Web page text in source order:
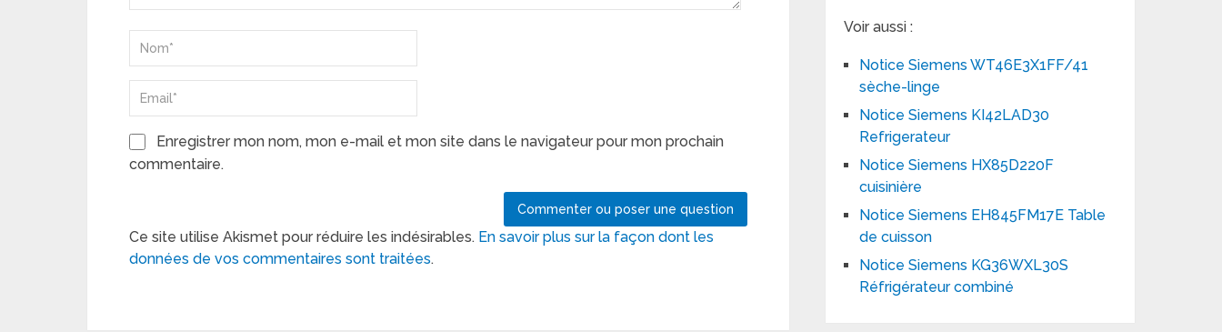
Enregistrer mon nom, mon e-mail et mon site dans le navigateur pour mon prochain
commentaire.
Ce site utilise Akismet pour réduire les indésirables. En savoir plus sur la façon dont les
données de vos commentaires sont traitées.
Voir aussi :
Notice Siemens WT46E3X1FF/41
sèche-linge
Notice Siemens KI42LAD30
Refrigerateur
Notice Siemens HX85D220F
cuisinière
Notice Siemens EH845FM17E Table
de cuisson
Notice Siemens KG36WXL30S
Réfrigérateur combiné